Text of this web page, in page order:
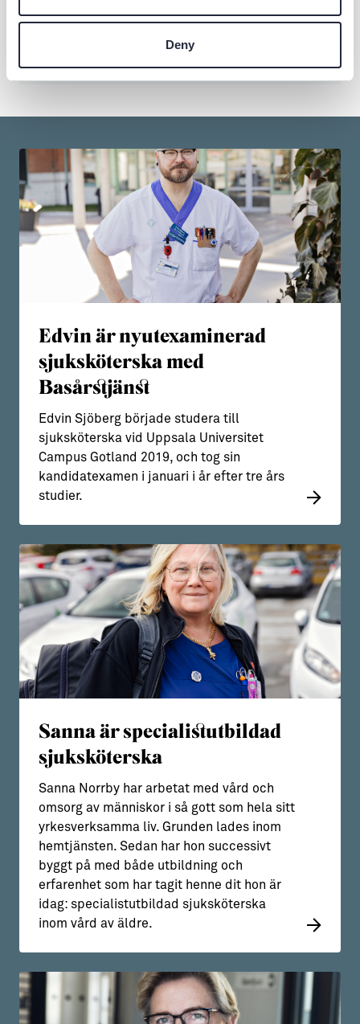
Deny
Samariten Ambulans AB (ersätter Falck Ambulans som
Länk till Samariten Ambulans AB
Edvin är nyutexaminerad
sjuksköterska med
Basårstjänst
Edvin Sjöberg började studera till
sjuksköterska vid Uppsala Universitet
Campus Gotland 2019, och tog sin
kandidatexamen i januari i år efter tre års
studier.
Sanna är specialistutbildad
sjuksköterska
Sanna Norrby har arbetat med vård och
omsorg av människor i så gott som hela sitt
yrkesverksamma liv. Grunden lades inom
hemtjänsten. Sedan har hon successivt
byggt på med både utbildning och
erfarenhet som har tagit henne dit hon är
idag: specialistutbildad sjuksköterska
inom vård av äldre.